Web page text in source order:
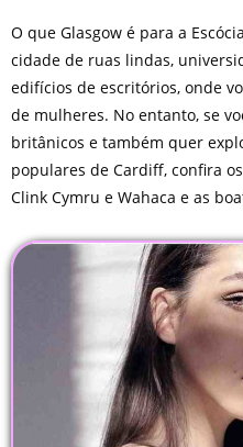
O que Glasgow é para a
cidade de ruas lindas,
edifícios de escritórios, onde
de mulheres. No entanto, se
britânicos e também quer
populares de Cardiff, confira
Clink Cymru e Wahaca e as